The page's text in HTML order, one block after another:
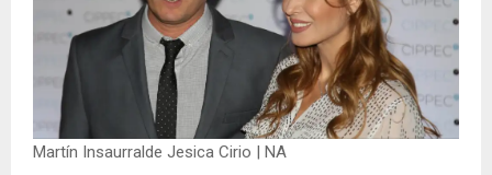
Martín Insaurralde Jesica Cirio | NA